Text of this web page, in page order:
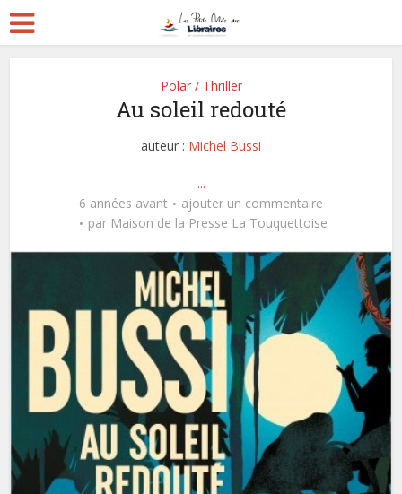
Polar / Thriller
Au soleil redouté
auteur : Michel Bussi
...
6 années avant
ajouter un commentaire
par Maison de la Presse La Touquettoise